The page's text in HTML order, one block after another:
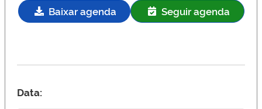
Baixar agenda Seguir agenda
Data: